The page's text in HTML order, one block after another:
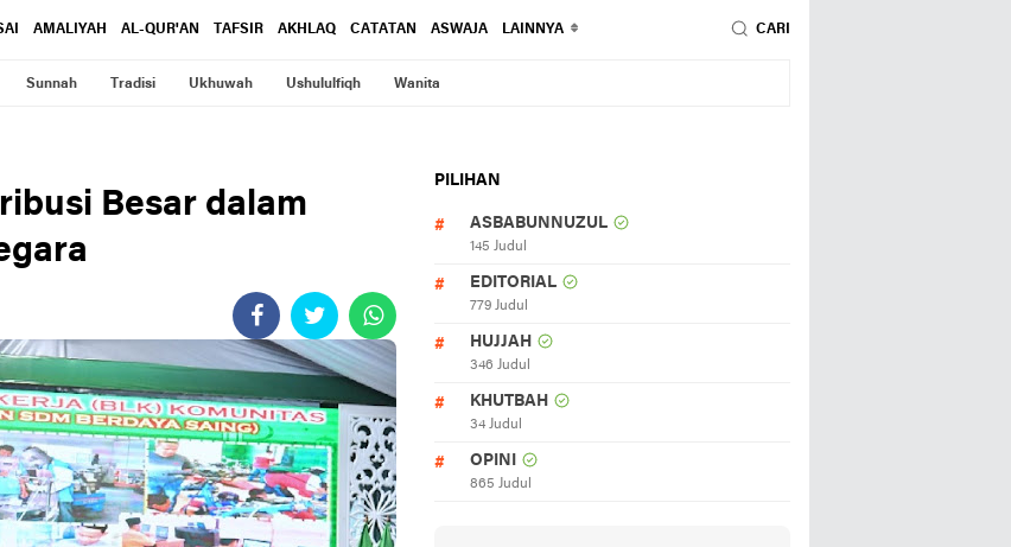
AMALIYAH AL-QUR'AN TAFSIR AKHLAQ CATATAN ASWAJA LAINNYA CARI
Sunnah Tradisi Ukhuwah Ushululfiqh Wanita
Besar dalam
PILIHAN
ASBABUNNUZUL
145 Judul
EDITORIAL
779 Judul
HUJJAH
346 Judul
KHUTBAH
34 Judul
OPINI
865 Judul